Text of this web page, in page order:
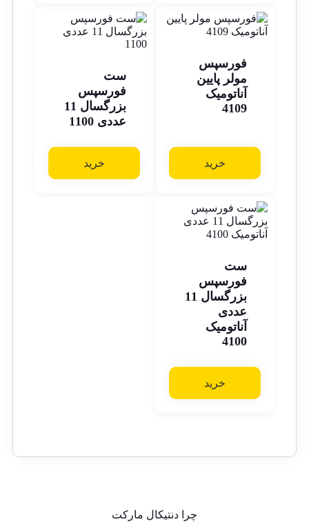
فورسپس
مولر پایین
آناتومیک
4109
خرید
ست
فورسپس
بزرگسال 11
عددی 1100
خرید
ست
فورسپس
بزرگسال 11
عددی
آناتومیک
4100
خرید
چرا دنتیکال مارکت